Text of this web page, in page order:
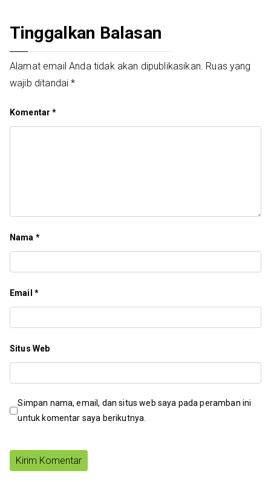
Tinggalkan Balasan
Alamat email Anda tidak akan dipublikasikan. Ruas yang
wajib ditandai*
Komentar*
Nama *
Email *
Situs Web
Simpan nama, email, dan situs web saya pada peramban ini
untuk komentar saya berikutnya.